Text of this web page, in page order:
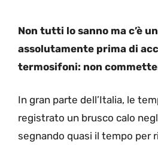
Non tutti lo sanno ma c’è
assolutamente prima di
termosifoni: non
In gran parte dell’Italia, le
registrato un brusco calo
segnando quasi il tempo per